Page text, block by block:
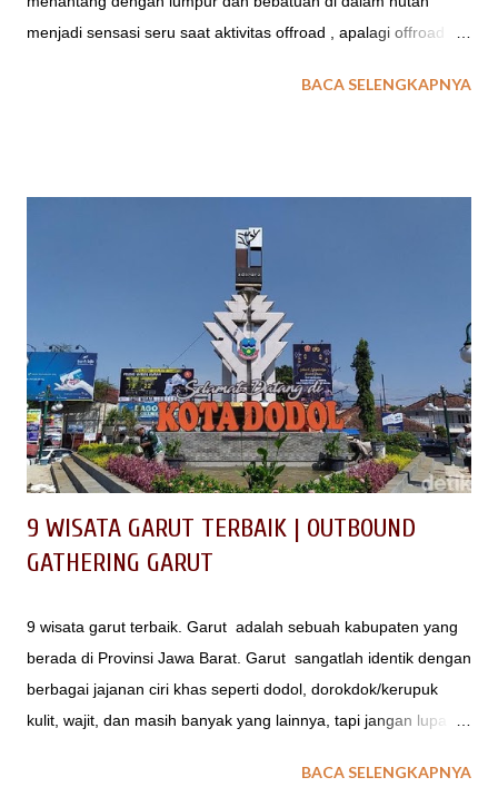
menjadi sensasi seru saat aktivitas offroad , apalagi offroad
dan kemandirian saat mengendarai Motor Trail secara mandiri.
BACA SELENGKAPNYA
9 WISATA GARUT TERBAIK | OUTBOUND
GATHERING GARUT
9 wisata garut terbaik. Garut adalah sebuah kabupaten yang
berada di Provinsi Jawa Barat. Garut sangatlah identik dengan
berbagai jajanan ciri khas seperti dodol, dorokdok/kerupuk
kulit, wajit, dan masih banyak yang lainnya, tapi jangan lupa
beragam dan pastinya sangat menakjubkan.
BACA SELENGKAPNYA